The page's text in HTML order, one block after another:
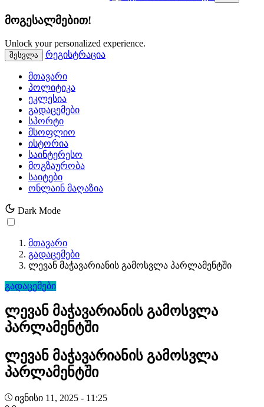
მოგესალმებით!
Unlock your personalized experience.
შესვლა რეგისტრაცია
მთავარი
პოლიტიკა
ეკლესია
გადაცემები
სპორტი
მსოფლიო
ისტორია
საინტერესო
მოგზაურობა
საიტები
ონლაინ მაღაზია
Dark Mode
მთავარი
გადაცემები
ლევან მაჭავარიანის გამოსვლა პარლამენტში
გადაცემები
ლევან მაჭავარიანის გამოსვლა
პარლამენტში
ლევან მაჭავარიანის გამოსვლა
პარლამენტში
ივნისი 11, 2025 - 11:25